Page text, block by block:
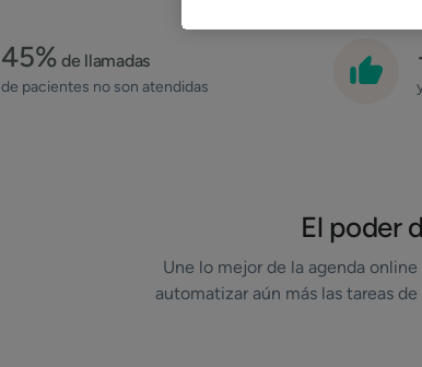
45% de llamadas
de pacientes no son atendidas
El poder
Une lo mejor de la agenda
automatizar aún más las tareas